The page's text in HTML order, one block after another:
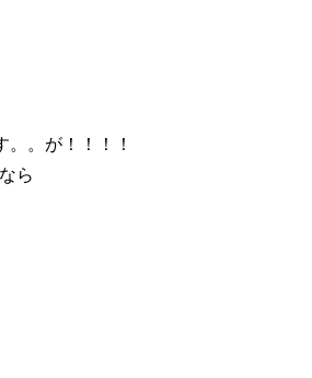
。が！！！！
ら